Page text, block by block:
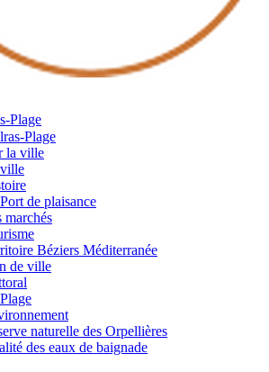
Plage
Plage
la ville
de plaisance
marchés
Béziers Méditerranée
de ville
naturelle des Orpellières
des eaux de baignade